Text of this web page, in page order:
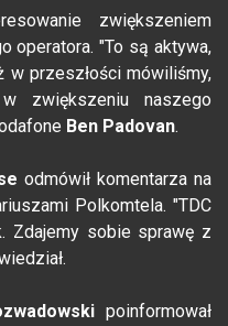
zwiększeniem
operatora. "To są aktywa,
w przeszłości mówiliśmy,
zwiększeniu naszego
Ben Padovan.
odmówił komentarza na
Polkomtela. "TDC
Zdajemy sobie sprawę z
poinformował